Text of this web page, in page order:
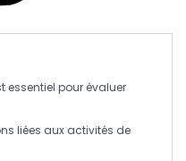
essentiel pour évaluer
liées aux activités de